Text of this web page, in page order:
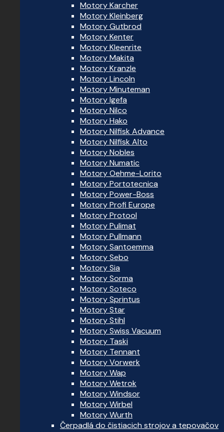
Motory Karcher
Motory Kleinberg
Motory Gutbrod
Motory Kenter
Motory Kleenrite
Motory Makita
Motory Kranzle
Motory Lincoln
Motory Minuteman
Motory Igefa
Motory Nilco
Motory Hako
Motory Nilfisk Advance
Motory Nilfisk Alto
Motory Nobles
Motory Numatic
Motory Oehme-Lorito
Motory Portotecnica
Motory Power-Boss
Motory Profi Europe
Motory Protool
Motory Pulimat
Motory Pullmann
Motory Santoemma
Motory Sebo
Motory Sia
Motory Sorma
Motory Soteco
Motory Sprintus
Motory Star
Motory Stihl
Motory Swiss Vacuum
Motory Taski
Motory Tennant
Motory Vorwerk
Motory Wap
Motory Wetrok
Motory Windsor
Motory Wirbel
Motory Wurth
Čerpadlá do čistiacich strojov a tepovačov